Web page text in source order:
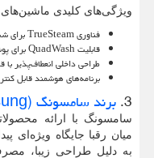
ویژگی‌های کلیدی
فناوریTrueSteamبرای
قابلیتQuadWashبرای
طراحی داخلی انعطاف‌پذیر با
برنامه‌های هوشمند قابل
3. برند سامسونگ (Samsung)
سامسونگ با ارائه
میان رقبا جایگاه
به دلیل طراحی زیبا،